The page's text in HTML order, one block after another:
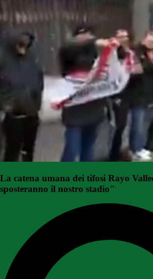
La catena umana dei tifosi Rayo
sposteranno il nostro stadio"